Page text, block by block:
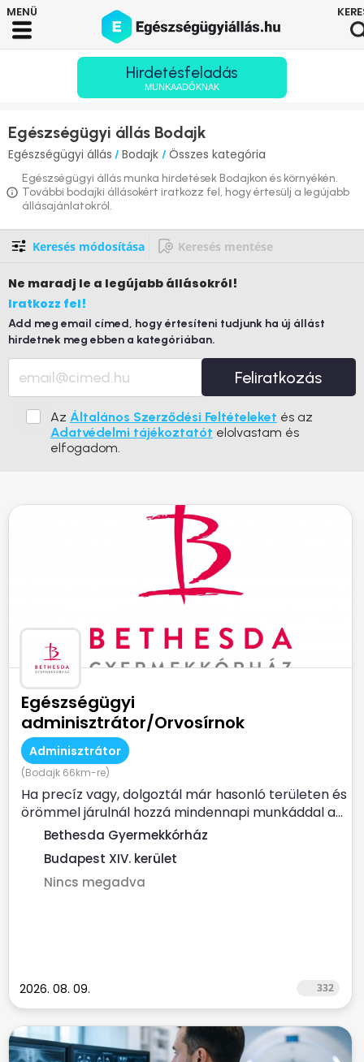
Hirdetésfeladás
MUNKAADÓKNAK
Egészségügyi állás Bodajk
Egészségügyi állás / Bodajk / Összes kategória
Egészségügyi állás munka hirdetések Bodajkon és környékén.
További bodajki állásokért iratkozz fel, hogy értesülj a legújabb
állásajánlatokról.
Keresés módosítása Keresés mentése
Ne maradj le a legújabb állásokról!
Iratkozz fel!
Add meg email címed, hogy értesíteni tudjunk ha új állást
hirdetnek meg ebben a kategóriában.
Feliratkozás
Az Általános Szerződési Feltételeket és az
Adatvédelmi tájékoztatót elolvastam és
elfogadom.
Egészségügyi
adminisztrátor/Orvosírnok
Adminisztrátor
(Bodajk 66km-re)
Ha precíz vagy, dolgoztál már hasonló területen és
örömmel járulnál hozzá mindennapi munkáddal a...
Bethesda Gyermekkórház
Budapest XIV. kerület
Nincs megadva
2026. 08. 09. 332